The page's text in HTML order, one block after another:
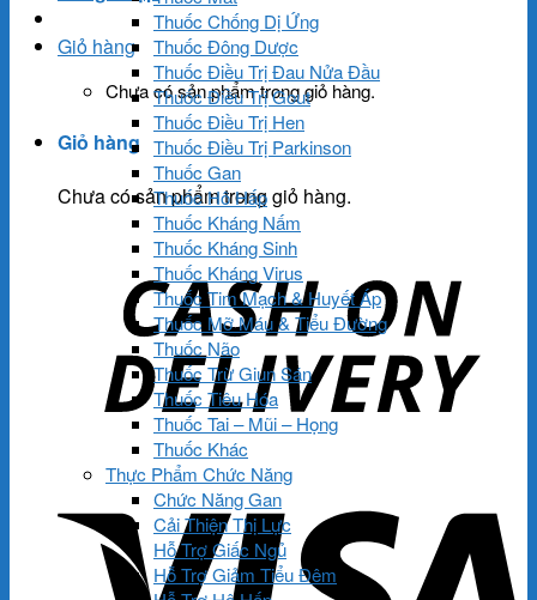
Giỏ hàng
Chưa có sản phẩm trong giỏ hàng.
Giỏ hàng
Chưa có sản phẩm trong giỏ hàng.
Thuốc Chống Dị Ứng
Thuốc Đông Dược
Thuốc Điều Trị Đau Nửa Đầu
Thuốc Điều Trị Gout
Thuốc Điều Trị Hen
Thuốc Điều Trị Parkinson
Thuốc Gan
Thuốc Hô Hấp
Thuốc Kháng Nấm
Thuốc Kháng Sinh
Thuốc Kháng Virus
Thuốc Tim Mạch & Huyết Áp
Thuốc Mỡ Máu & Tiểu Đường
Thuốc Não
Thuốc Trừ Giun Sán
Thuốc Tiêu Hóa
Thuốc Tai – Mũi – Họng
Thuốc Khác
Thực Phẩm Chức Năng
Chức Năng Gan
Cải Thiện Thị Lực
Hỗ Trợ Giấc Ngủ
Hỗ Trợ Giảm Tiểu Đêm